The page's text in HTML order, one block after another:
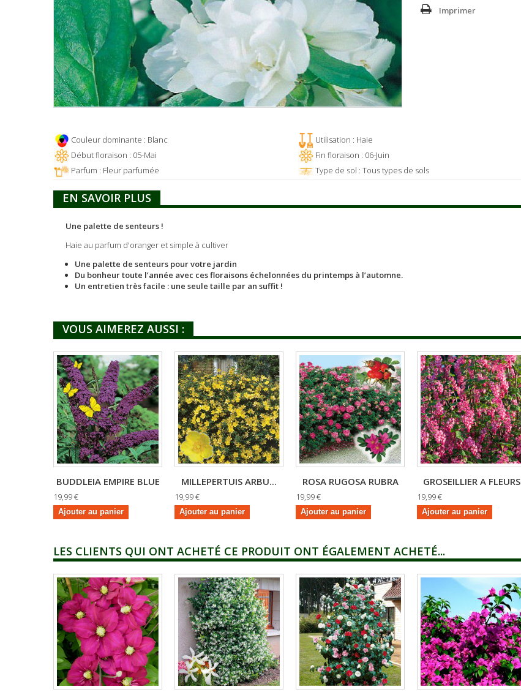
Imprimer
Couleur dominante : Blanc Utilisation : Haie
Début floraison : 05-Mai
Fin floraison : 06-Juin
Parfum : Fleur parfumée
Type de sol : Tous types de sols
EN SAVOIR PLUS
Une palette de senteurs !
Haie au parfum d'oranger et simple à cultiver
Une palette de senteurs pour votre jardin
Du bonheur toute l’année avec ces floraisons échelonnées du printemps à l’automne.
Un entretien très facile : une seule taille par an suffit !
VOUS AIMEREZ AUSSI :
BUDDLEIA EMPIRE BLUE
19,99 €
Ajouter au panier
MILLEPERTUIS ARBU...
19,99 €
Ajouter au panier
ROSA RUGOSA RUBRA
19,99 €
Ajouter au panier
GROSEILLIER A FLEURS
19,99 €
Ajouter au panier
LES CLIENTS QUI ONT ACHETÉ CE PRODUIT ONT ÉGALEMENT ACHETÉ...